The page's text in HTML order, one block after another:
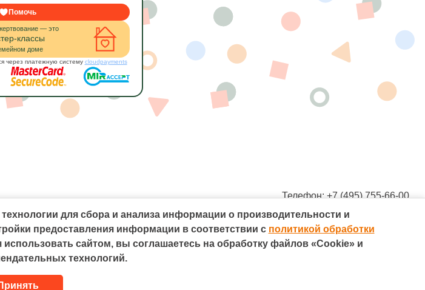
Помочь
— это
классы
доме
через платежную систему cloudpayments
Телефон: +7 (495) 755-66-00
Адрес: 115054, Москва, ул. Валовая, д. 26
Разработано в
для сбора и анализа информации о производительности и
предоставления информации в соответствии с политикой обработки
сайтом, вы соглашаетесь на обработку файлов «Cookie» и
технологий.